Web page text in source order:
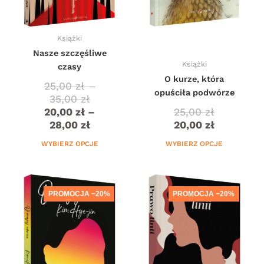
Książki
Nasze szczęśliwe
czasy
25,00zł –
35,00zł
20,00zł –
28,00 zł
WYBIERZ OPCJE
stronie
produktu
Książki
O kurze, która
opuściła podwórze
25,00zł
20,00zł
WYBIERZ OPCJE
stronie
produktu
PROMOCJA −20% PROMOCJA −20%
Zakres
cen:
35,00 zł
Zakres
cen:
28,00 zł
Ten
produkt
ma
wiele
wariantów.
Opcje
można